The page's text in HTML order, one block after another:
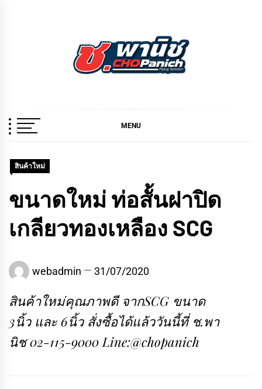
CHOPANICH
MENU
สินค้าใหม่
ขนาดใหม่ ท่อสั้นฝาปิด
เกลียวทองเหลือง SCG
webadmin 31/07/2020
สินค้าใหม่คุณภาพดี จากSCG ขนาด
3นิ้ว และ 6นิ้ว สั่งซื้อได้แล้ววันนี้ที่ ช.พา
นิช 02-115-9000 Line:@chopanich